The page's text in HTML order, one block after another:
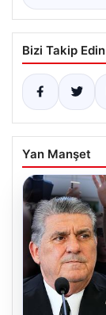
Bizi Takip Edin
Yan Manşet